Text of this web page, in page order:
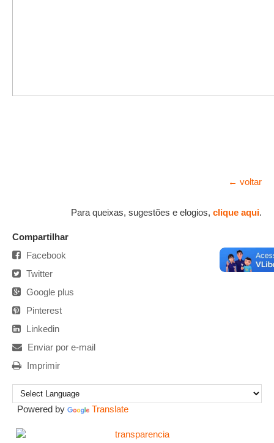
← voltar
Para queixas, sugestões e elogios, clique aqui.
Compartilhar
Facebook
Twitter
Google plus
Pinterest
Linkedin
Enviar por e-mail
Imprimir
Powered by Translate